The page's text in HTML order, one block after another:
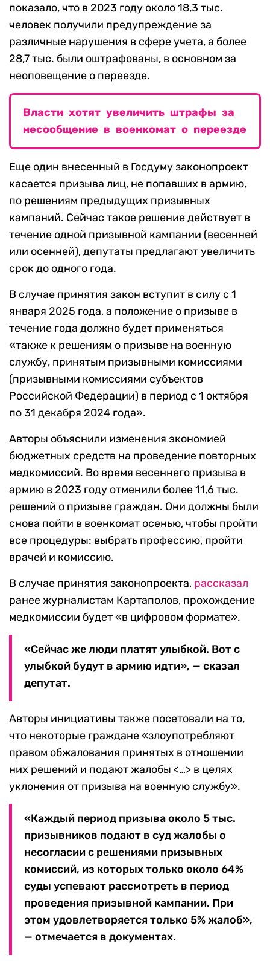
показало, что в 2023 году около 18,3 тыс.
человек получили предупреждение за
различные нарушения в сфере учета, а более
28,7 тыс. были оштрафованы, в основном за
неоповещение о переезде.
Власти хотят увеличить штрафы за
несообщение в военкомат о переезде
Еще один внесенный в Госдуму законопроект
касается призыва лиц, не попавших в армию,
по решениям предыдущих призывных
кампаний. Сейчас такое решение действует в
течение одной призывной кампании (весенней
или осенней), депутаты предлагают увеличить
срок до одного года.
В случае принятия закон вступит в силу с 1
января 2025 года, а положение о призыве в
течение года должно будет применяться
«также к решениям о призыве на военную
службу, принятым призывными комиссиями
(призывными комиссиями субъектов
Российской Федерации) в период с 1 октября
по 31 декабря 2024 года».
Авторы объяснили изменения экономией
бюджетных средств на проведение повторных
медкомиссий. Во время весеннего призыва в
армию в 2023 году отменили более 11,6 тыс.
решений о призыве граждан. Они должны были
снова пойти в военкомат осенью, чтобы пройти
все процедуры: выбрать профессию, пройти
врачей и комиссию.
В случае принятия законопроекта, рассказал
ранее журналистам Картаполов, прохождение
медкомиссии будет «в цифровом формате».
«Сейчас же люди платят улыбкой. Вот с
улыбкой будут в армию идти», — сказал
депутат.
Авторы инициативы также посетовали на то,
что некоторые граждане «злоупотребляют
правом обжалования принятых в отношении
них решений и подают жалобы <…> в целях
уклонения от призыва на военную службу».
«Каждый период призыва около 5 тыс.
призывников подают в суд жалобы о
несогласии с решениями призывных
комиссий, из которых только около 64%
суды успевают рассмотреть в период
проведения призывной кампании. При
этом удовлетворяется только 5% жалоб»,
— отмечается в документах.